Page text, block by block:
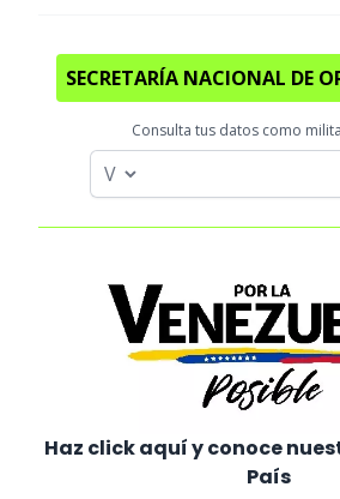
SECRETARÍA NACIONAL DE
Consulta tus datos como
Haz click aquí y conoce
País